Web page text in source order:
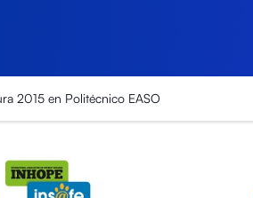
2015 en Politécnico EASO